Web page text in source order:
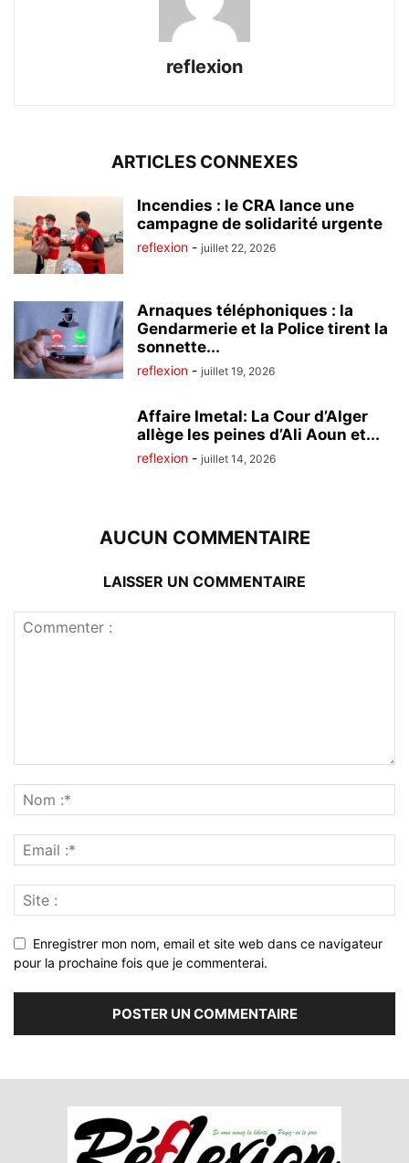
reflexion
ARTICLES CONNEXES
Incendies : le CRA lance une
campagne de solidarité urgente
reflexion - juillet 22, 2026
Arnaques téléphoniques : la
Gendarmerie et la Police tirent la
sonnette...
reflexion - juillet 19, 2026
Affaire Imetal: La Cour d’Alger
allège les peines d’Ali Aoun et...
reflexion - juillet 14, 2026
AUCUN COMMENTAIRE
LAISSER UN COMMENTAIRE
Enregistrer mon nom, email et site web dans ce navigateur
pour la prochaine fois que je commenterai.